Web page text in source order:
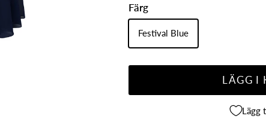
Färg
Festival Blue
LÄGG I
Lägg